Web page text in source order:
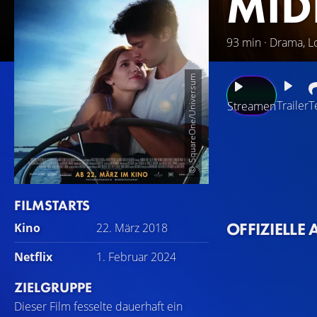
SquareOne/Universum
93 min · Drama,
FILMSTARTS
Kino
22. März 2018
Netflix
1. Februar 2024
ZIELGRUPPE
Dieser Film fesselte dauerhaft ein
StreamenTrailer
Beflügelt von der
bestimmen zu
unausweichlich:
OFFIZIELLE